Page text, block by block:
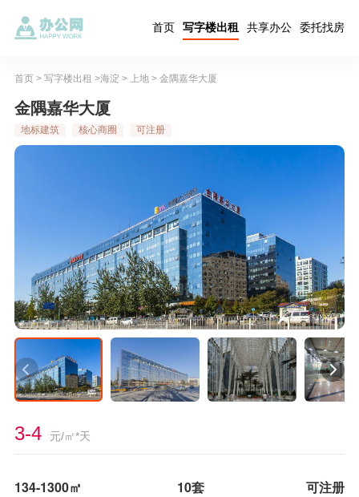
首页 写字楼出租 共享办公 委托找房
首页> 写字楼出租 >海淀 > 上地> 金隅嘉华大厦
金隅嘉华大厦
地标建筑 核心商圈 可注册
3-4 元/㎡*天
134-1300㎡ 10套 可注册